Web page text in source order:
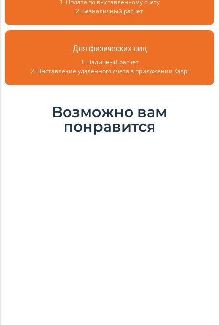
1. Оплата по выставленному счету
2. Безналичный расчет
Для физических лиц
1. Наличный расчет
2. Выставление удаленного счета в приложении Kaspi
Возможно вам
понравится